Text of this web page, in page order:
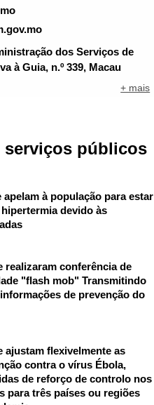
dos Serviços de
à Guia, n.º 339, Macau
+ mais
serviços públicos
à população para estar
devido às
realizaram conferência de
"flash mob" Transmitindo
de prevenção do
ajustam flexivelmente as
contra o vírus Ébola,
de reforço de controlo nos
para três países ou regiões